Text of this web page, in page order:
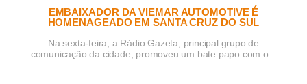
EMBAIXADOR DA VIEMAR AUTOMOTIVE É
HOMENAGEADO EM SANTA CRUZ DO SUL
Na sexta-feira, a Rádio Gazeta, principal grupo de
comunicação da cidade, promoveu um bate papo com o...